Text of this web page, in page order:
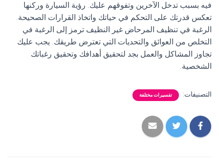
فيه بسبب تدخل الآخرين وتفوقهم عليك. رؤية السيارة وركنها
تعكس قدرتك على التحكم في حياتك واتخاذ القرارات الصحيحة.
الرغبة في تنظيف المرحاض غير النظيف ترمز إلى الرغبة في
التخلص من العوائق والتحديات التي تعترض طريقك. يجب عليك
تجاوز المشاكل والعمل بجد لتحقيق أهدافك وتحقيق رغباتك
الشخصية.
التصنيفات: تفسيرات مختلفة